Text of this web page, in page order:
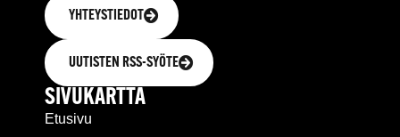
YHTEYSTIEDOT
UUTISTEN RSS-SYÖTE
SIVUKARTTA
Etusivu